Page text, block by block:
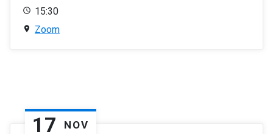
15:30
Zoom
17 NOV